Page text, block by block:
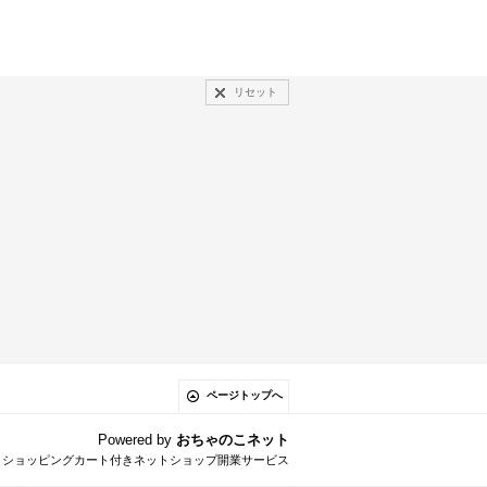
リセット
ページトップへ
Powered by おちゃのこネット
ョッピングカート付きネットショップ開業サービス